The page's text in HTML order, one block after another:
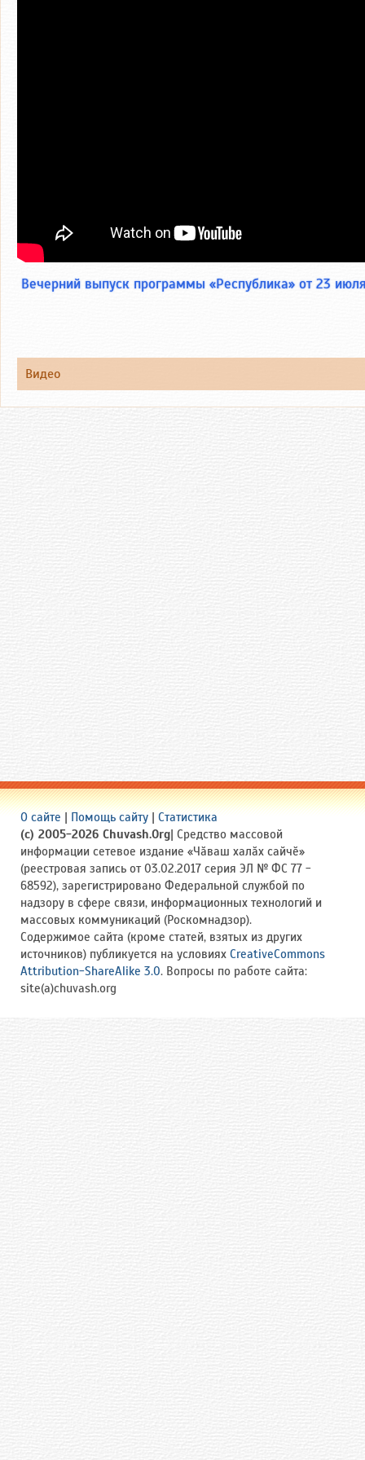
Вечерний выпуск программы «Республика» от 23
Видео
О сайте | Помощь сайту | Статистика
(c) 2005-2026 Chuvash.Org| Средство массовой
информации сетевое издание «Чӑваш халӑх сайчӗ»
(реестровая запись от 03.02.2017 серия ЭЛ № ФС 77 -
68592), зарегистрировано Федеральной службой по
надзору в сфере связи, информационных технологий и
массовых коммуникаций (Роскомнадзор).
Содержимое сайта (кроме статей, взятых из других
источников) публикуется на условиях CreativeCommons
Attribution-ShareAlike 3.0. Вопросы по работе сайта:
site(a)chuvash.org